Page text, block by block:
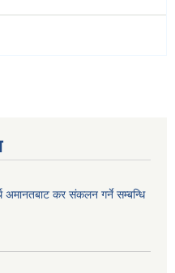
अमानतबाट कर संकलन गर्ने सम्बन्धि